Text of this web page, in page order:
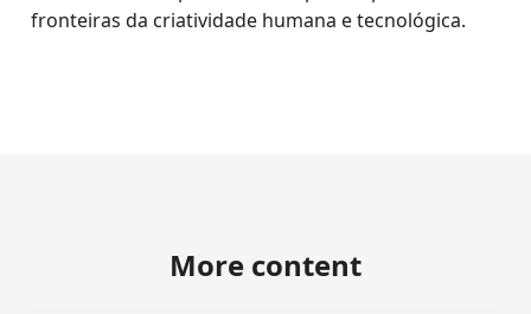
fronteiras da criatividade humana e tecnológica.
More content